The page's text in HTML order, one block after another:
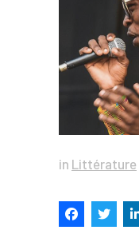
in Littérature